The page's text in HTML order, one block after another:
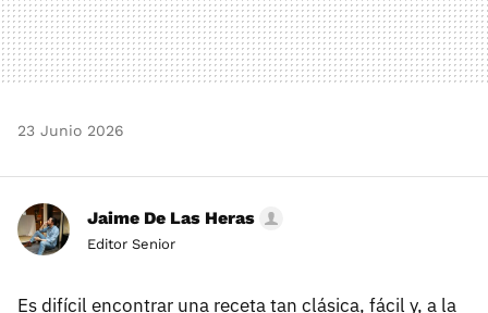
23 Junio 2026
Jaime De Las Heras
Editor Senior
Es difícil encontrar una receta tan clásica, fácil y, a la